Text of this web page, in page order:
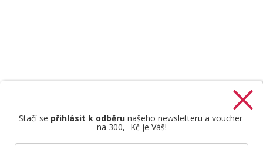
Stačí se přihlásit k odběrunašeho newsletteru a voucher
na 300,- Kč je Váš!